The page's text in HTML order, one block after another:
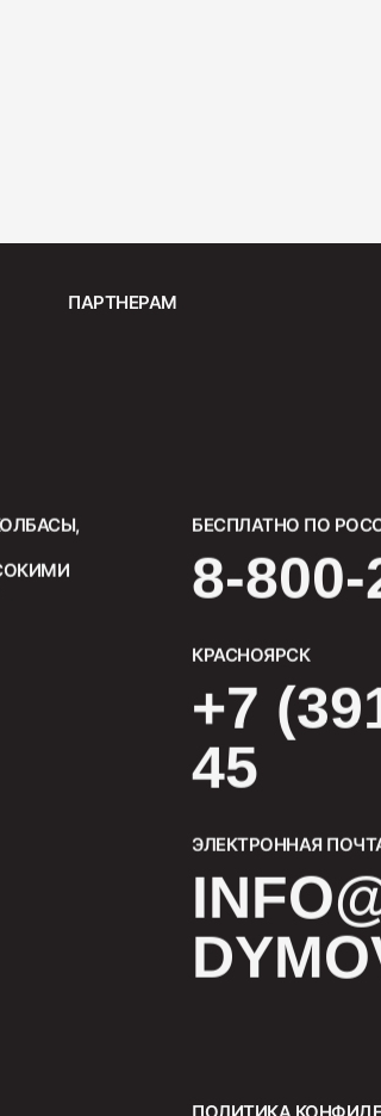
ПАРТНЕРАМ
БЕСПЛАТНО ПО
8-
КРАСНОЯРСК
+7
45
ЭЛЕКТРОННАЯ
ПОЛИТИКА